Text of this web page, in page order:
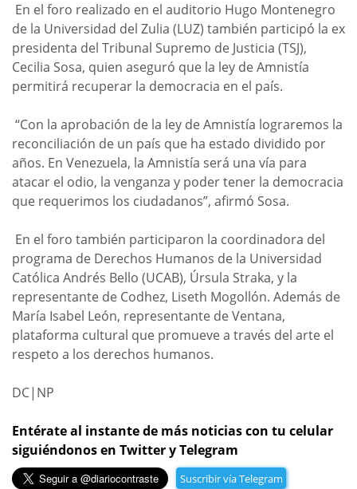
En el foro realizado en el auditorio Hugo Montenegro
de la Universidad del Zulia (LUZ) también participó la ex
presidenta del Tribunal Supremo de Justicia (TSJ),
Cecilia Sosa, quien aseguró que la ley de Amnistía
permitirá recuperar la democracia en el país.
“Con la aprobación de la ley de Amnistía lograremos la
reconciliación de un país que ha estado dividido por
años. En Venezuela, la Amnistía será una vía para
atacar el odio, la venganza y poder tener la democracia
que requerimos los ciudadanos”, afirmó Sosa.
En el foro también participaron la coordinadora del
programa de Derechos Humanos de la Universidad
Católica Andrés Bello (UCAB), Úrsula Straka, y la
representante de Codhez, Liseth Mogollón. Además de
María Isabel León, representante de Ventana,
plataforma cultural que promueve a través del arte el
respeto a los derechos humanos.
DC|NP
Entérate al instante de más noticias con tu celular
siguiéndonos en Twitter y Telegram
Suscribir vía Telegram